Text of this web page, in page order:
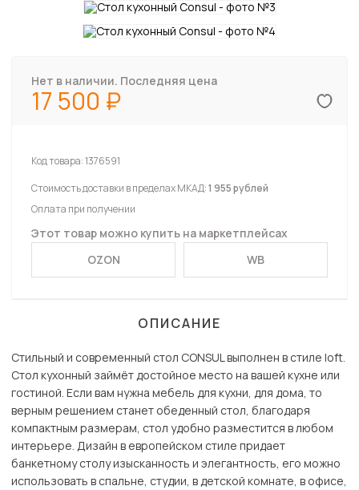
Нет в наличии. Последняя цена
17 500
Код товара:1376591
Стоимость доставки в пределах МКАД:1 955 рублей
Оплата при получении
Этот товар можно купить на маркетплейсах
OZON
WB
ОПИСАНИЕ
Стильный и современный стол CONSUL выполнен в стиле loft.
Стол кухонный займёт достойное место на вашей кухне или
гостиной. Если вам нужна мебель для кухни, для дома, то
верным решением станет обеденный стол, благодаря
компактным размерам, стол удобно разместится в любом
интерьере. Дизайн в европейском стиле придает
банкетному столу изысканность и элегантность, его можно
использовать в спальне, студии, в детской комнате, в офисе,